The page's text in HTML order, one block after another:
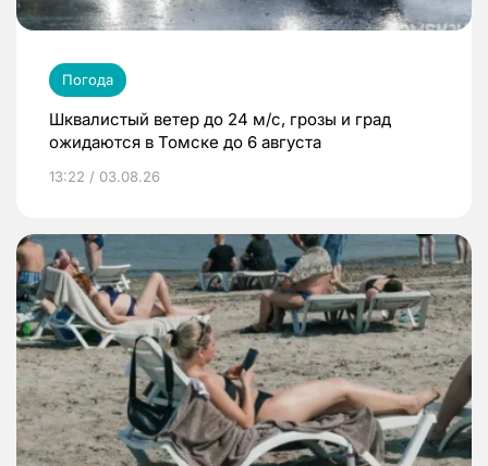
Погода
Шквалистый ветер до 24 м/с, грозы и град
ожидаются в Томске до 6 августа
13:22 / 03.08.26